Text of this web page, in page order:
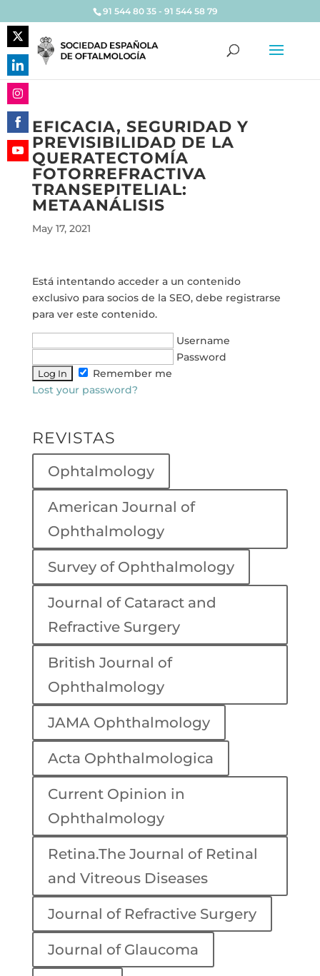
91 544 80 35 - 91 544 58 79
EFICACIA, SEGURIDAD Y
PREVISIBILIDAD DE LA
QUERATECTOMÍA
FOTORREFRACTIVA
TRANSEPITELIAL:
METAANÁLISIS
May 17, 2021
Está intentando acceder a un contenido
exclusivo para socios de la SEO, debe registrarse
para ver este contenido.
Username
Password
Remember me
Lost your password?
REVISTAS
Ophtalmology
American Journal of
Ophthalmology
Survey of Ophthalmology
Journal of Cataract and
Refractive Surgery
British Journal of
Ophthalmology
JAMA Ophthalmology
Acta Ophthalmologica
Current Opinion in
Ophthalmology
Retina.The Journal of Retinal
and Vitreous Diseases
Journal of Refractive Surgery
Journal of Glaucoma
Share
on
Twitter
Share
on
LinkedIn
Share
on
Instagram
Share
on
Facebook
Share
YouTube